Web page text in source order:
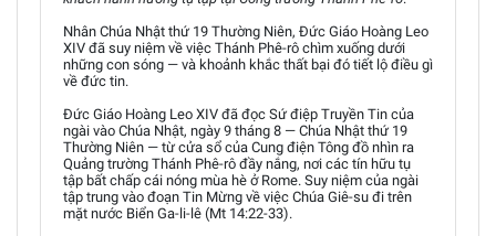
Nhân Chúa Nhật thứ 19 Thường Niên, Đức Giáo Hoàng Leo
XIV đã suy niệm về việc Thánh Phê-rô chìm xuống dưới
những con sóng — và khoảnh khắc thất bại đó tiết lộ điều gì
về đức tin.
Đức Giáo Hoàng Leo XIV đã đọc Sứ điệp Truyền Tin của
ngài vào Chúa Nhật, ngày 9 tháng 8 — Chúa Nhật thứ 19
Thường Niên — từ cửa sổ của Cung điện Tông đồ nhìn ra
Quảng trường Thánh Phê-rô đầy nắng, nơi các tín hữu tụ
tập bất chấp cái nóng mùa hè ở Rome. Suy niệm của ngài
tập trung vào đoạn Tin Mừng về việc Chúa Giê-su đi trên
mặt nước Biển Ga-li-lê (Mt 14:22-33).